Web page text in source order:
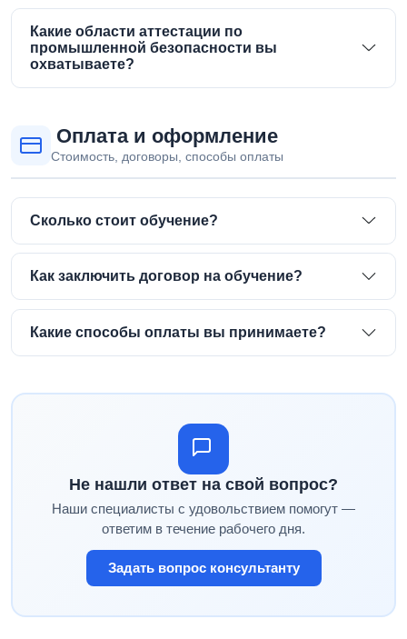
Какие области аттестации по
промышленной безопасности вы
охватываете?
Оплата и оформление
Стоимость, договоры, способы оплаты
Сколько стоит обучение?
Как заключить договор на обучение?
Какие способы оплаты вы принимаете?
Не нашли ответ на свой вопрос?
Наши специалисты с удовольствием помогут —
ответим в течение рабочего дня.
Задать вопрос консультанту